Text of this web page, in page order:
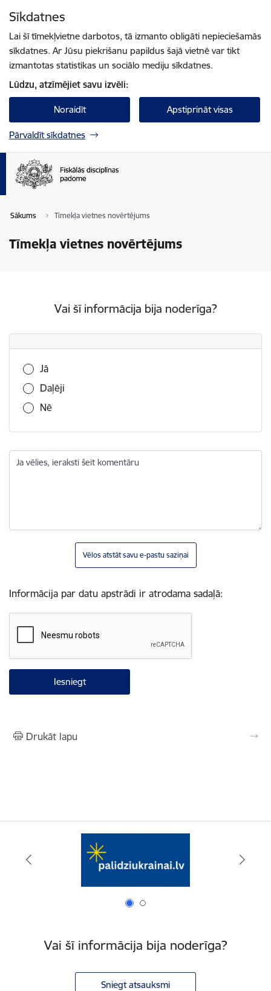
Sīkdatnes
Lai šī tīmekļvietne darbotos, tā izmanto obligāti nepieciešamās
sīkdatnes. Ar Jūsu piekrišanu papildus šajā vietnē var tikt
izmantotas statistikas un sociālo mediju sīkdatnes.
Lūdzu, atzīmējiet savu izvēli:
Noraidīt Apstiprināt visas
Pārvaldīt sīkdatnes
Sākums Tīmekļa vietnes novērtējums
Tīmekļa vietnes novērtējums
Vai šī informācija bija noderīga?
Vai šī informācija bija noderīga?
Jā
Daļēji
Nē
Ja vēlies, ieraksti šeit komentāru
Vēlos atstāt savu e-pastu saziņai
Informācija par datu apstrādi ir atrodama sadaļā:
Drukāt lapu
Vai šī informācija bija noderīga?
Sniegt atsauksmi